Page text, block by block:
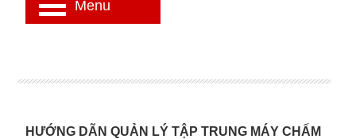
HƯỚNG DÃN QUẢN LÝ TẬP TRUNG MÁY CHẤM
Menu